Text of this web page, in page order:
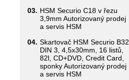
03. HSM Securio C18 v řezu
3,9mm Autorizovaný prodej
a servis HSM
04. Skartovač HSM Securio B32
DIN 3, 4,5x30mm, 16 listů,
82l, CD+DVD, Credit Card,
sponky Autorizovaný prodej
a servis HSM